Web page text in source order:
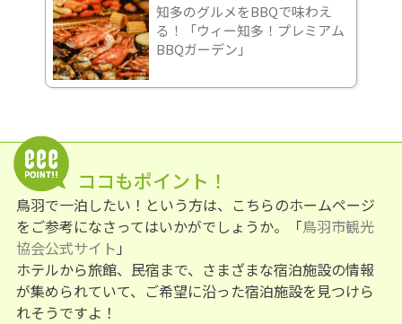
知多のグルメをBBQで味わえ
る！「ウィー知多！プレミアム
BBQガーデン」
ココもポイント！
鳥羽で一泊したい！という方は、こちらのホームページ
をご参考になさってはいかがでしょうか。「鳥羽市観光
協会公式サイト 」
ホテルから旅館、民宿まで、さまざまな宿泊施設の情報
が集められていて、ご希望に沿った宿泊施設を見つけら
れそうですよ！